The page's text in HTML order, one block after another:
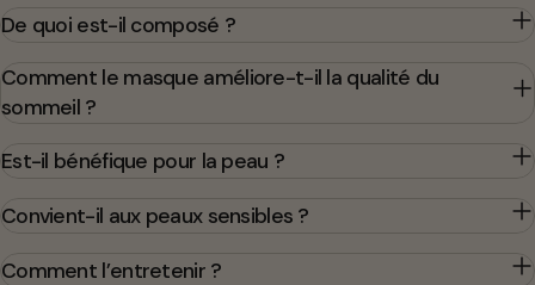
De quoi est-il composé ?
Comment le masque améliore-t-il la qualité du
sommeil ?
Est-il bénéfique pour la peau ?
Convient-il aux peaux sensibles ?
Comment l’entretenir ?